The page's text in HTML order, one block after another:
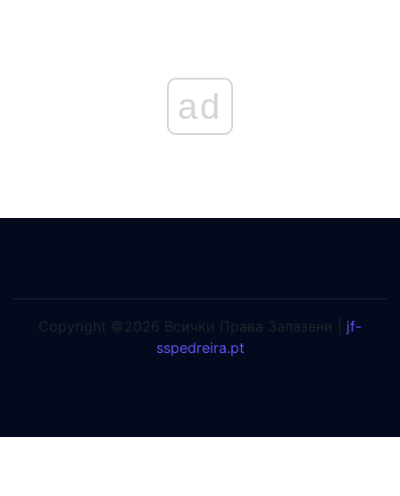
ad
Copyright ©2026 Всички Права Запазени | jf-
sspedreira.pt